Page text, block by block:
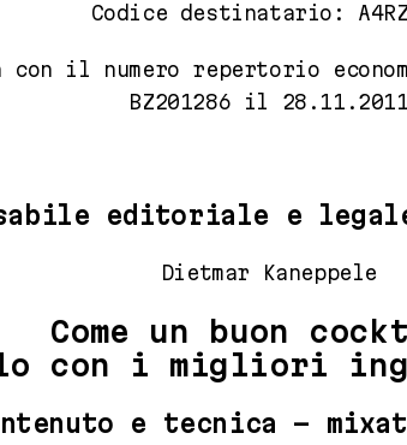
Codice destinatario:
il numero repertorio
BZ201286 il 28.11.2011
editoriale e
Dietmar Kaneppele
Come un buon
con i migliori
e tecnica –